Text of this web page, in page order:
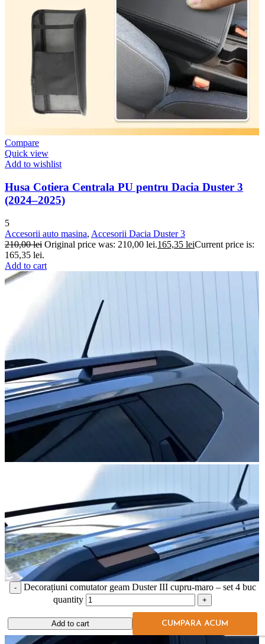
Decorațiuni comutator geam Duster III cupru-maro – set 4 buc
quantity
Add to cart CUMPARA ACUM
Compare
Quick view
Add to wishlist
Husa Cotiera Centrala PU pentru Dacia Duster 3
(2024–2025)
5
Accesorii auto masina, Accesorii Dacia Duster 3
210,00lei Original price was: 210,00 lei.165,35 leiCurrent price is:
165,35 lei.
Add to cart